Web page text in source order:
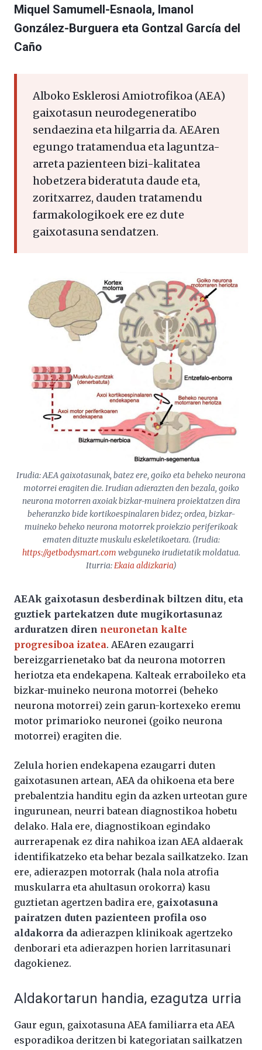
Miquel Samumell-Esnaola, Imanol
González-Burguera eta Gontzal García del
Caño
Alboko Esklerosi Amiotrofikoa (AEA)
gaixotasun neurodegeneratibo
sendaezina eta hilgarria da. AEAren
egungo tratamendua eta laguntza-
arreta pazienteen bizi-kalitatea
hobetzera bideratuta daude eta,
zoritxarrez, dauden tratamendu
farmakologikoek ere ez dute
gaixotasuna sendatzen.
Irudia: AEA gaixotasunak, batez ere, goiko eta beheko neurona
motorrei eragiten die. Irudian adierazten den bezala, goiko
neurona motorren axoiak bizkar-muinera proiektatzen dira
beheranzko bide kortikoespinalaren bidez; ordea, bizkar-
muineko beheko neurona motorrek proiekzio periferikoak
ematen dituzte muskulu eskeletikoetara. (Irudia:
https://getbodysmart.com webguneko irudietatik moldatua.
Iturria:Ekaia aldizkaria)
AEAk gaixotasun desberdinak biltzen ditu, eta
guztiek partekatzen dute mugikortasunaz
arduratzen diren neuronetan kalte
progresiboa izatea. AEAren ezaugarri
bereizgarrienetako bat da neurona motorren
heriotza eta endekapena. Kalteak erraboileko eta
bizkar-muineko neurona motorrei (beheko
neurona motorrei) zein garun-kortexeko eremu
motor primarioko neuronei (goiko neurona
motorrei) eragiten die.
Zelula horien endekapena ezaugarri duten
gaixotasunen artean, AEA da ohikoena eta bere
prebalentzia handitu egin da azken urteotan gure
ingurunean, neurri batean diagnostikoa hobetu
delako. Hala ere, diagnostikoan egindako
aurrerapenak ez dira nahikoa izan AEA aldaerak
identifikatzeko eta behar bezala sailkatzeko. Izan
ere, adierazpen motorrak (hala nola atrofia
muskularra eta ahultasun orokorra) kasu
guztietan agertzen badira ere, gaixotasuna
pairatzen duten pazienteen profila oso
aldakorra da adierazpen klinikoak agertzeko
denborari eta adierazpen horien larritasunari
dagokienez.
Aldakortarun handia, ezagutza urria
Gaur egun, gaixotasuna AEA familiarra eta AEA
esporadikoa deritzen bi kategoriatan sailkatzen